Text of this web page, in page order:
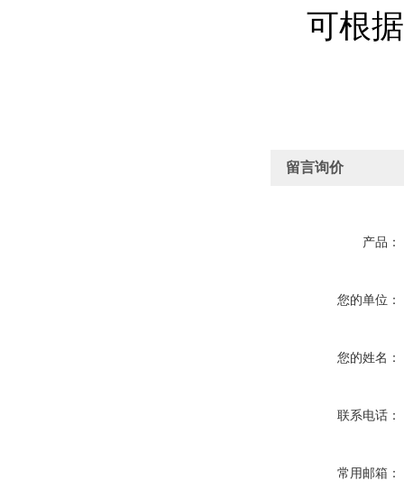
可根据
留言询价
产品：
您的单位：
您的姓名：
联系电话：
常用邮箱：